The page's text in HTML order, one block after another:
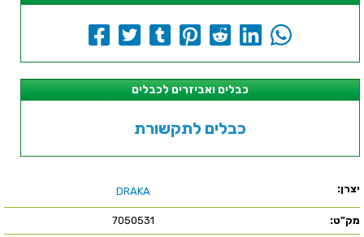
כבלים ואביזרים לכבלים
כבלים לתקשורת
יצרן: DRAKA
מק"ט: 7050531